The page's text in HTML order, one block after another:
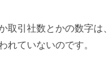
取引社数とかの数字は
れていないのです。